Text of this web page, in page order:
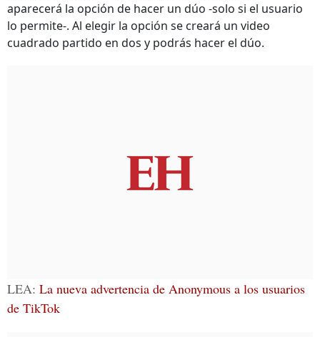
aparecerá la opción de hacer un dúo -solo si el usuario
lo permite-. Al elegir la opción se creará un video
cuadrado partido en dos y podrás hacer el dúo.
LEA: La nueva advertencia de Anonymous a los usuarios
de TikTok